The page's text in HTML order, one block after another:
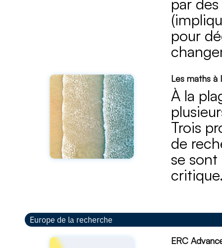
par
pour
Les maths à
À la
Trois
de
se
Europe de la recherche
ERC